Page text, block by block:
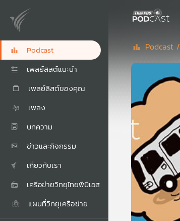
Podcast
เพลย์ลิสต์แนะนำ
เพลย์ลิสต์ของคุณ
เพลง
บทความ
ข่าวและกิจกรรม
เกี่ยวกับเรา
เครือข่ายวิทยุไทยพีบีเอส
แผนที่วิทยุเครือข่าย
Podcast /